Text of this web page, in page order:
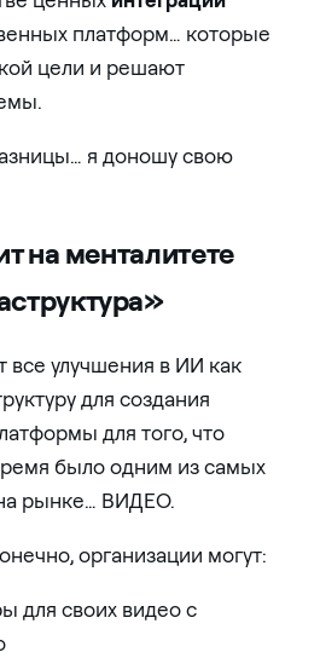
платформ… которые
цели и решают
я доношу свою
на менталитете
все улучшения в ИИ как
для создания
для того, что
было одним из самых
рынке… ВИДЕО.
организации могут:
для своих видео с